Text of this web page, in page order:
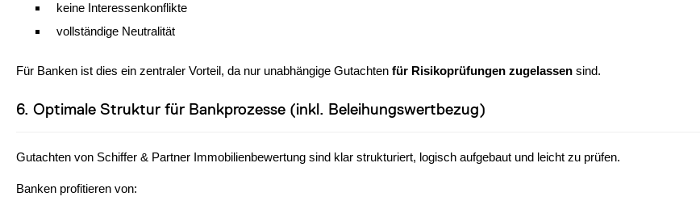
keine Interessenkonflikte
vollständige Neutralität
Für Banken ist dies ein zentraler Vorteil, da nur unabhängige Gutachten für Risikoprüfungen zugelassen sind.
6. Optimale Struktur für Bankprozesse (inkl. Beleihungswertbezug)
Gutachten von Schiffer & Partner Immobilienbewertung sind klar strukturiert, logisch aufgebaut und leicht zu prüfen.
Banken profitieren von: